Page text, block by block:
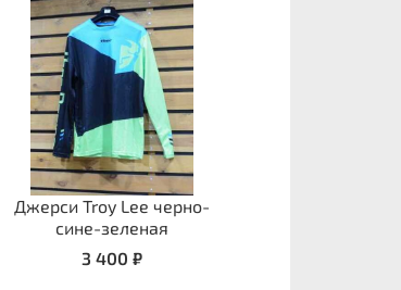
Джерси Troy Lee черно-
сине-зеленая
3 400 ₽